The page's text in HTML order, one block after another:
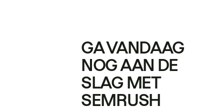
GA VANDAAG
NOG AAN DE
SLAG MET
SEMRUSH